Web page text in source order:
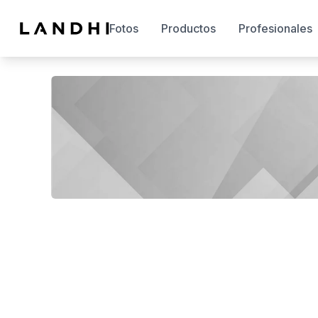
Fotos Productos Profesionales